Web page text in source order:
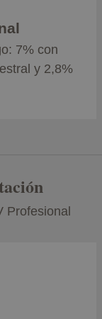
7% con
y 2,8%
Profesional